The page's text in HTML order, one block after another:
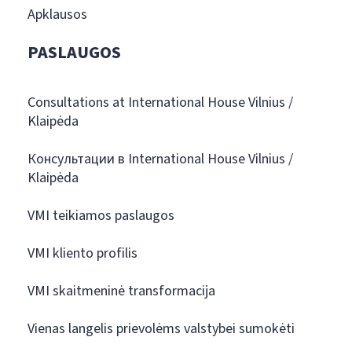
Apklausos
PASLAUGOS
Consultations at International House Vilnius /
Klaipėda
Консультации в International House Vilnius /
Klaipėda
VMI teikiamos paslaugos
VMI kliento profilis
VMI skaitmeninė transformacija
Vienas langelis prievolėms valstybei sumokėti